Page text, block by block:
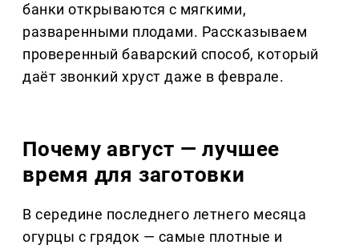
банки открываются с мягкими,
разваренными плодами. Рассказываем
проверенный баварский способ, который
даёт звонкий хруст даже в феврале.
Почему август — лучшее
время для заготовки
В середине последнего летнего месяца
огурцы с грядок — самые плотные и